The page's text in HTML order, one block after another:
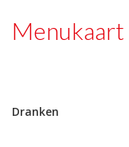
Menukaart
Dranken